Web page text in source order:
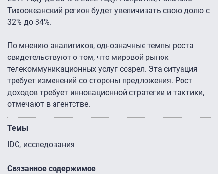
Тихоокеанский регион будет увеличивать свою долю с
32% до 34%.
По мнению аналитиков, однозначные темпы роста
свидетельствуют о том, что мировой рынок
телекоммуникационных услуг созрел. Эта ситуация
требует изменений со стороны предложения. Рост
доходов требует инновационной стратегии и тактики,
отмечают в агентстве.
Темы
IDC исследования
Связанное содержимое